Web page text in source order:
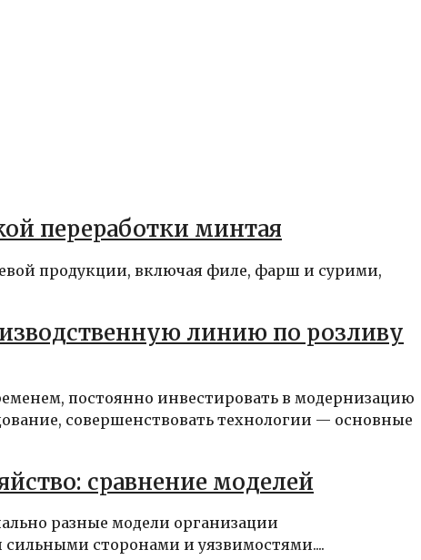
переработки минтая
продукции, включая филе, фарш и сурими,
линию по розливу
постоянно инвестировать в модернизацию
совершенствовать технологии — основные
сравнение моделей
разные модели организации
сильными сторонами и уязвимостями....